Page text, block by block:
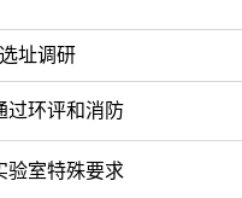
选址调研
过环评和消防
验室特殊要求